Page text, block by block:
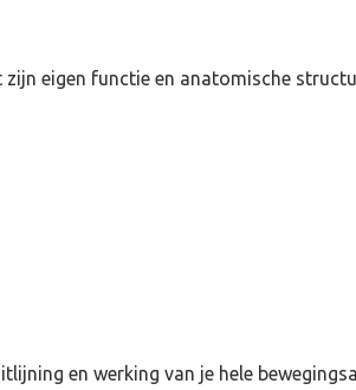
eigen functie en anatomische
en werking van je hele